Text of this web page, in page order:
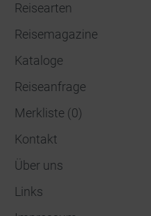
Reisearten
Reisemagazine
Kataloge
Reiseanfrage
Merkliste (0)
Kontakt
Über uns
Links